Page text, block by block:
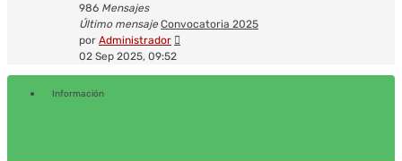
986 Mensajes
Último mensaje Convocatoria 2025
por Administrador
02 Sep 2025, 09:52
Información